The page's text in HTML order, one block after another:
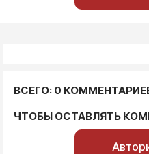
ВСЕГО: 0
ЧТОБЫ ОСТАВЛЯТЬ